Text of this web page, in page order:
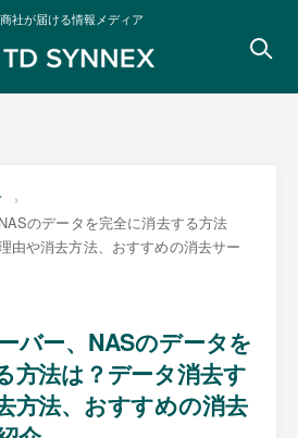
社が届ける情報メディア
のデータを完全に消去する方法
由や消去方法、おすすめの消去サー
バー、NASのデータを
方法は？データ消去す
方法、おすすめの消去